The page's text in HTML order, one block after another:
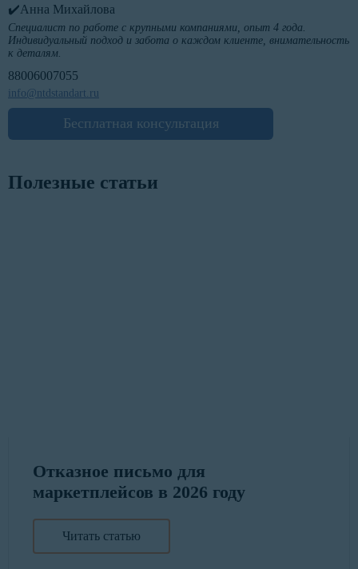
✔️Анна Михайлова
Специалист по работе с крупными компаниями, опыт 4 года.
Индивидуальный подход и забота о каждом клиенте, внимательность
к деталям.
88006007055
info@ntdstandart.ru
Бесплатная консультация
Полезные статьи
Отказное письмо для
маркетплейсов в 2026 году
Читать статью